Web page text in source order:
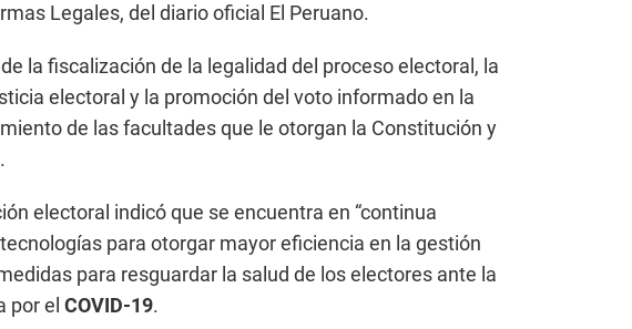
Legales, del diario oficial El Peruano.
la fiscalización de la legalidad del proceso electoral, la
electoral y la promoción del voto informado en la
de las facultades que le otorgan la Constitución y
electoral indicó que se encuentra en “continua
para otorgar mayor eficiencia en la gestión
para resguardar la salud de los electores ante la
por el COVID-19.